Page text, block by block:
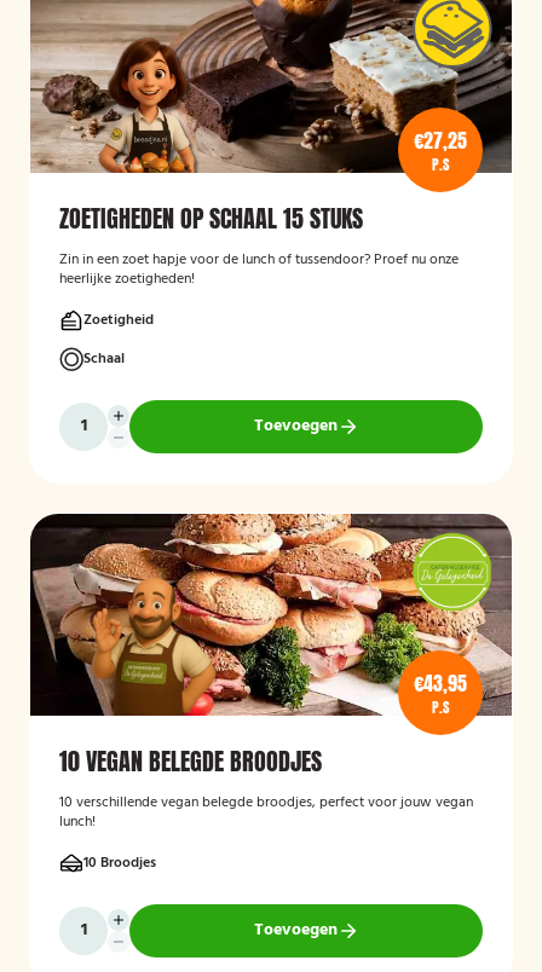
€27,25
P.S
ZOETIGHEDEN OP SCHAAL 15 STUKS
Zin in een zoet hapje voor de lunch of tussendoor? Proef nu onze
heerlijke zoetigheden!
Zoetigheid
Schaal
Toevoegen
€43,95
P.S
10 VEGAN BELEGDE BROODJES
10 verschillende vegan belegde broodjes, perfect voor jouw vegan
lunch!
10 Broodjes
Toevoegen